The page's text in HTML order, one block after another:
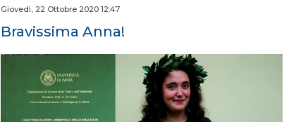
Giovedì, 22 Ottobre 2020 12:47
Bravissima Anna!